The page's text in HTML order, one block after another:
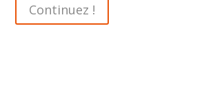
Continuez !